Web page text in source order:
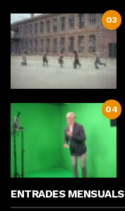
03
04
ENTRADES MENSUALS